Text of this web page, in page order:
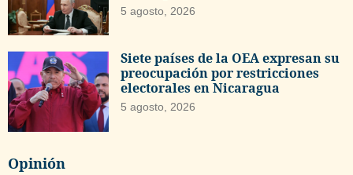
5 agosto, 2026
Siete países de la OEA expresan su
preocupación por restricciones
electorales en Nicaragua
5 agosto, 2026
Opinión